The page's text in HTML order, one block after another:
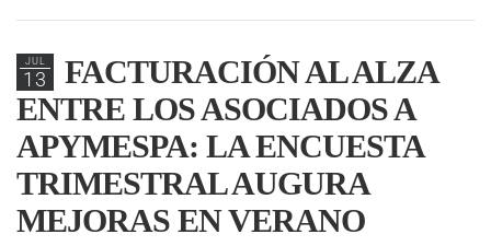
JUL
13
FACTURACIÓN AL ALZA
ENTRE LOS ASOCIADOS A
APYMESPA: LA ENCUESTA
TRIMESTRAL AUGURA
MEJORAS EN VERANO